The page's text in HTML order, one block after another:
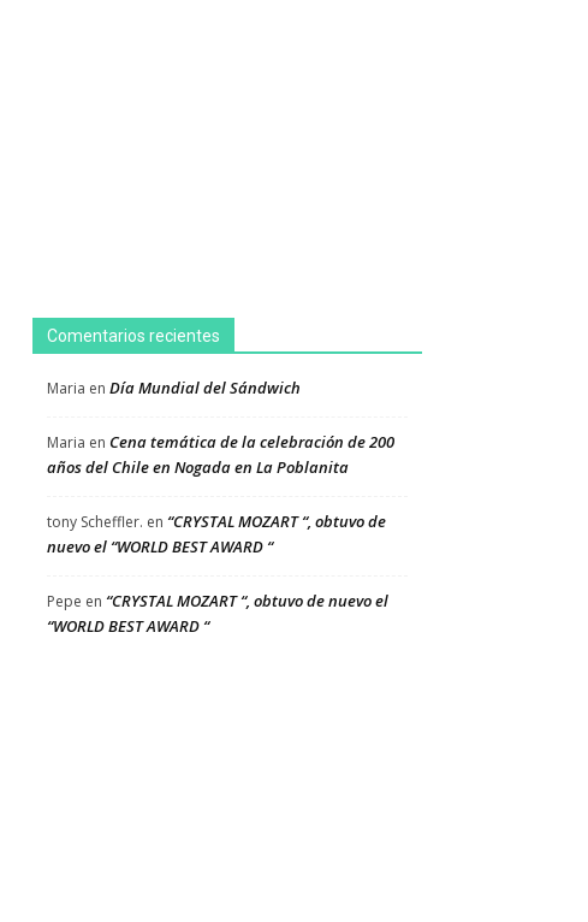
Comentarios recientes
Maria en Día Mundial del Sándwich
Maria en Cena temática de la celebración de 200
años del Chile en Nogada en La Poblanita
tony Scheffler. en “CRYSTAL MOZART “, obtuvo de
nuevo el “WORLD BEST AWARD “
Pepe en “CRYSTAL MOZART “, obtuvo de nuevo el
“WORLD BEST AWARD “